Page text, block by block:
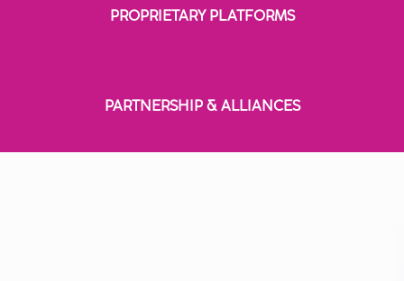
PROPRIETARY PLATFORMS
PARTNERSHIP & ALLIANCES